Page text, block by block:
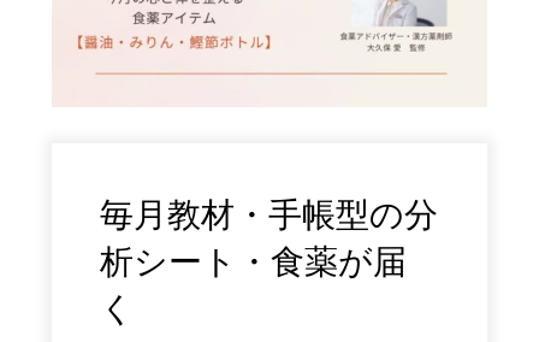
毎月教材・手帳型の分
析シート・食薬が届
く